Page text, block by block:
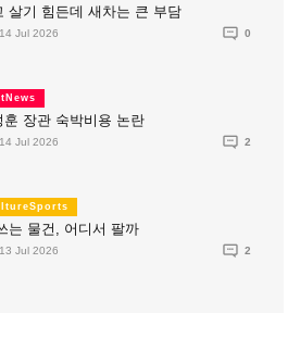
살기 힘든데 새차는 큰 부담
14 Jul 2026 0
훈 장관 숙박비용 논란
14 Jul 2026 2
는 물건, 어디서 팔까
13 Jul 2026 2